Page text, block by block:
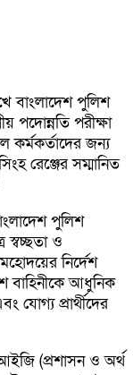
বাংলাদেশ পুলিশ
পদোন্নতি পরীক্ষা
কর্মকর্তাদের জন্য
রেঞ্জের সম্মানিত
পুলিশ
স্বচ্ছতা ও
নির্দেশ
বাহিনীকে আধুনিক
যোগ্য প্রার্থীদের
(প্রশাসন ও অর্থ